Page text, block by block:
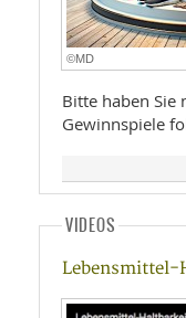
©MD
Bitte haben Sie
Gewinnspiele
VIDEOS
Lebensmittel-